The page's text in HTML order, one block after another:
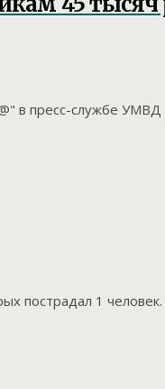
в пресс-службе
пострадал 1